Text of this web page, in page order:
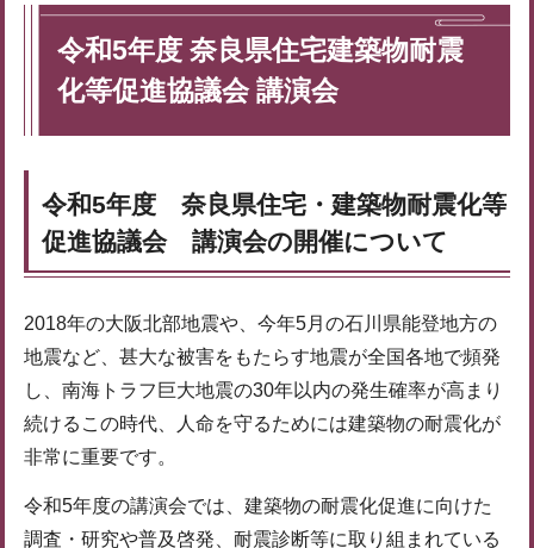
令和5年度 奈良県住宅建築物耐震
化等促進協議会 講演会
令和5年度 奈良県住宅・建築物耐震化等
促進協議会 講演会の開催について
2018年の大阪北部地震や、今年5月の石川県能登地方の
地震など、甚大な被害をもたらす地震が全国各地で頻発
し、南海トラフ巨大地震の30年以内の発生確率が高まり
続けるこの時代、人命を守るためには建築物の耐震化が
非常に重要です。
令和5年度の講演会では、建築物の耐震化促進に向けた
調査・研究や普及啓発、耐震診断等に取り組まれている